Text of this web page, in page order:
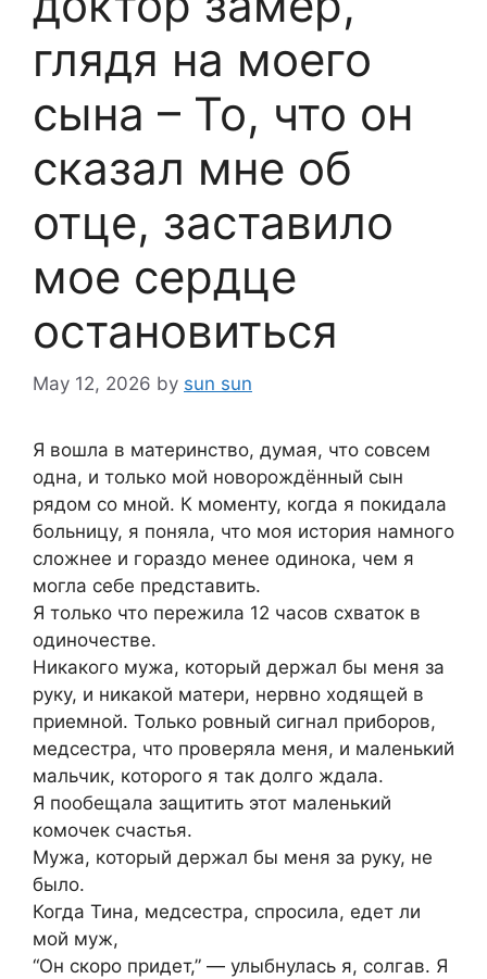
глядя на моего
сына – То, что он
сказал мне об
отце, заставило
мое сердце
остановиться
May 12, 2026 by sun sun
Я вошла в материнство, думая, что совсем
одна, и только мой новорождённый сын
рядом со мной. К моменту, когда я покидала
больницу, я поняла, что моя история намного
сложнее и гораздо менее одинока, чем я
могла себе представить.
Я только что пережила 12 часов схваток в
одиночестве.
Никакого мужа, который держал бы меня за
руку, и никакой матери, нервно ходящей в
приемной. Только ровный сигнал приборов,
медсестра, что проверяла меня, и маленький
мальчик, которого я так долго ждала.
Я пообещала защитить этот маленький
комочек счастья.
Мужа, который держал бы меня за руку, не
было.
Когда Тина, медсестра, спросила, едет ли
мой муж,
“Он скоро придет,” — улыбнулась я, солгав. Я